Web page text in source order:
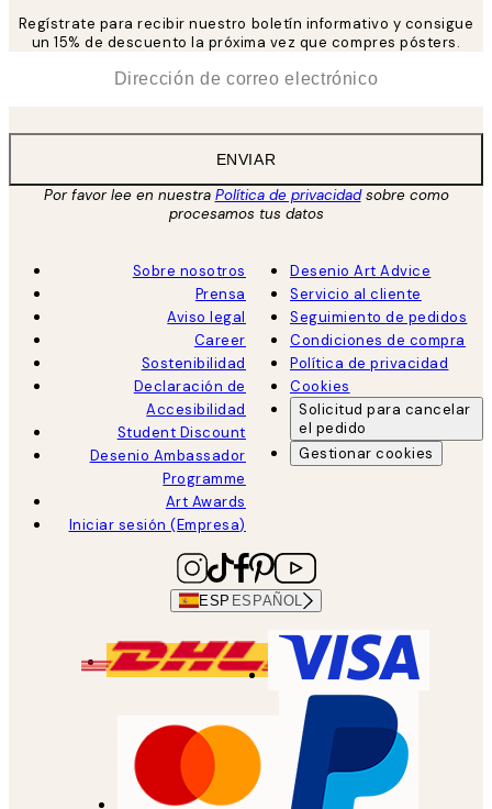
Regístrate para recibir nuestro boletín informativo y consigue
un 15% de descuento la próxima vez que compres pósters.
ENVIAR
Por favor lee en nuestra Política de privacidadsobre como
procesamos tus datos
Sobre nosotros
Prensa
Aviso legal
Career
Sostenibilidad
Declaración de
Accesibilidad
Student Discount
Desenio Ambassador
Programme
Art Awards
Iniciar sesión (Empresa)
Desenio Art Advice
Servicio al cliente
Seguimiento de pedidos
Condiciones de compra
Política de privacidad
Cookies
Solicitud para cancelar
el pedido
Gestionar cookies
ESP ESPAÑOL